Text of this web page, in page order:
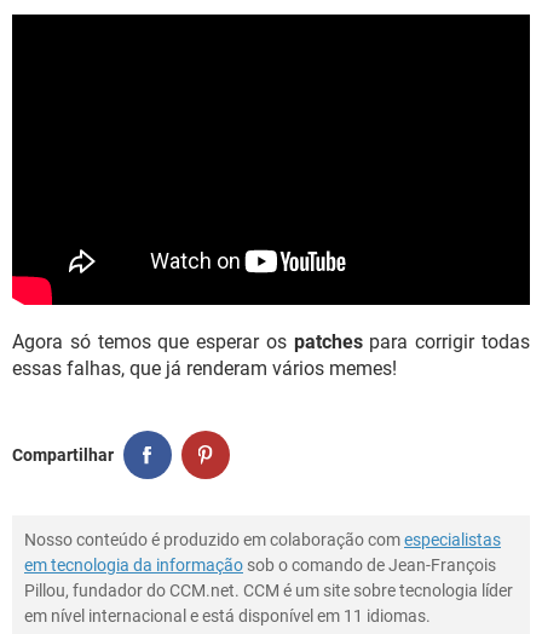
Agora só temos que esperar os patchespara corrigir todas
essas falhas, que já renderam vários memes!
Compartilhar
Nosso conteúdo é produzido em colaboração comespecialistas
em tecnologia da informação sob o comando de Jean-François
Pillou, fundador do CCM.net. CCM é um site sobre tecnologia líder
em nível internacional e está disponível em 11 idiomas.